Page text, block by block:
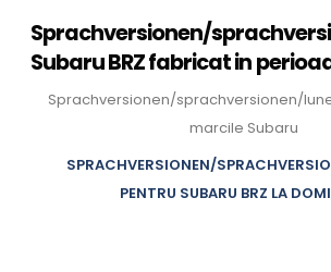
Sprachversionen/
Subaru BRZ fabricat in
Sprachversionen/sprachversionen/
marcile Subaru
SPRACHVERSIONEN/
PENTRU SUBARU BRZ LA